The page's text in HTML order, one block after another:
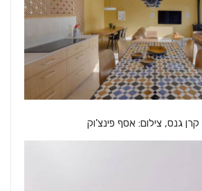
קרן גנס, צילום: אסף פינצ'וק